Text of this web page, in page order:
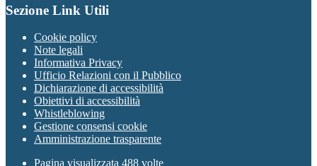
Sezione Link Utili
Cookie policy
Note legali
Informativa Privacy
Ufficio Relazioni con il Pubblico
Dichiarazione di accessibilità
Obiettivi di accessibilità
Whistleblowing
Gestione consensi cookie
Amministrazione trasparente
Pagina visualizzata 488 volte